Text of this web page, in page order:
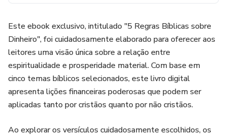
Este ebook exclusivo, intitulado "5 Regras Bíblicas sobre
Dinheiro", foi cuidadosamente elaborado para oferecer aos
leitores uma visão única sobre a relação entre
espiritualidade e prosperidade material. Com base em
cinco temas bíblicos selecionados, este livro digital
apresenta lições financeiras poderosas que podem ser
aplicadas tanto por cristãos quanto por não cristãos.
Ao explorar os versículos cuidadosamente escolhidos, os